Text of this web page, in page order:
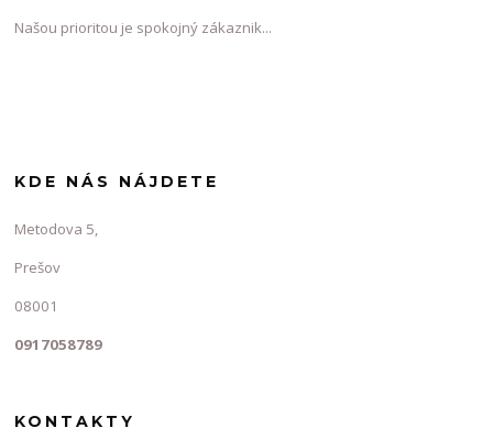
Našou prioritou je spokojný zákaznik...
KDE NÁS NÁJDETE
Metodova 5,
Prešov
08001
0917058789
KONTAKTY